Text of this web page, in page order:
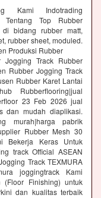
Kami Indotrading
Tentang Top Rubber
bidang rubber matt,
rubber sheet, moduled.
Produksi Rubber
Jogging Track Rubber
Rubber Jogging Track
Rubber Karet Lantai
Rubberflooring|jual
23 Feb 2026 jual
dan mudah diaplikasi.
murah|harga pabrik
Rubber Mesh 30
Bekerja Keras Untuk
track Official ASEAN
Track TEXMURA
joggingtrack Kami
(Floor Finishing) untuk
dan kualitas terbaik